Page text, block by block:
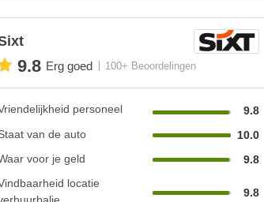
9.8 Erg goed 100+ Beoordelingen
personeel
9.8
van de auto
10.0
voor je geld
9.8
locatie
9.8